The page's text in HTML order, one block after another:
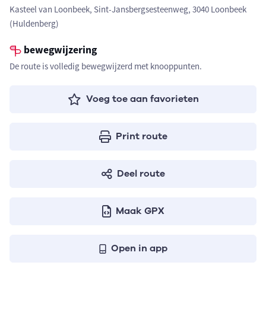
Kasteel van Loonbeek, Sint-Jansbergsesteenweg, 3040 Loonbeek
(Huldenberg)
bewegwijzering
De route is volledig bewegwijzerd met knooppunten.
Voeg toe aan favorieten
Print route
Deel route
Maak GPX
Open in app